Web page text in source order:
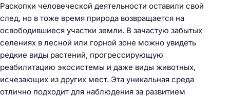
Раскопки человеческой деятельности оставили свой
след, но в тоже время природа возвращается на
освободившиеся участки земли. В зачастую забытых
селениях в лесной или горной зоне можно увидеть
редкие виды растений, прогрессирующую
реабилитацию экосистемы и даже виды животных,
исчезающих из других мест. Эта уникальная среда
отлично подходит для наблюдения за развитием